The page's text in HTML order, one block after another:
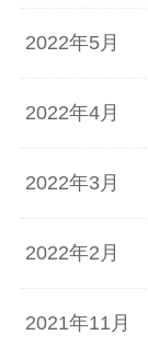
2022年5月
2022年4月
2022年3月
2022年2月
2021年11月